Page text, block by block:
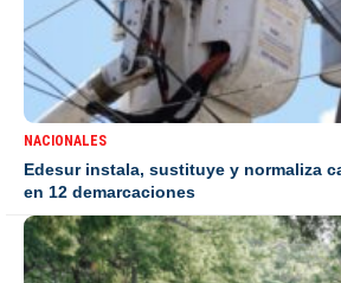
NACIONALES
Edesur instala, sustituye y normaliza
en 12 demarcaciones